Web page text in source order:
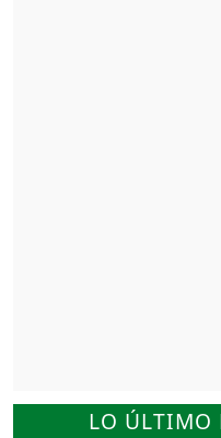
LO ÚLTIMO